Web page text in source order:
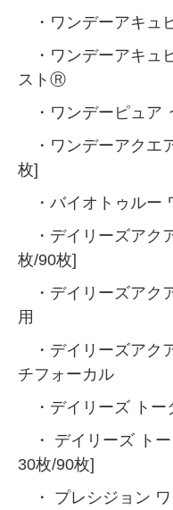
・ワンデーアキ
・ワンデーアキュ
ストⓇ
・ワンデーピュア
・ワンデーアクエ
枚]
・バイオトゥルー
・デイリーズアク
枚/90枚]
・デイリーズアク
用
・デイリーズアク
チフォーカル
・デイリーズ トー
・
デイリーズ ト
30枚/90枚]
・
プレシジョン